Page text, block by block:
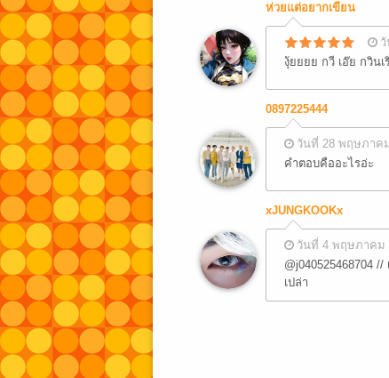
ห่วยแต่อยากเขียน
งุ้ยยยย กวี เอ๊ย กวิน
0897225444
วันที่ 28 พฤษภาค
คำตอบคืออะไรอ่ะ
xJUNGKOOKx
วันที่ 4 พฤษภาคม
@j040525468704
เปล่า